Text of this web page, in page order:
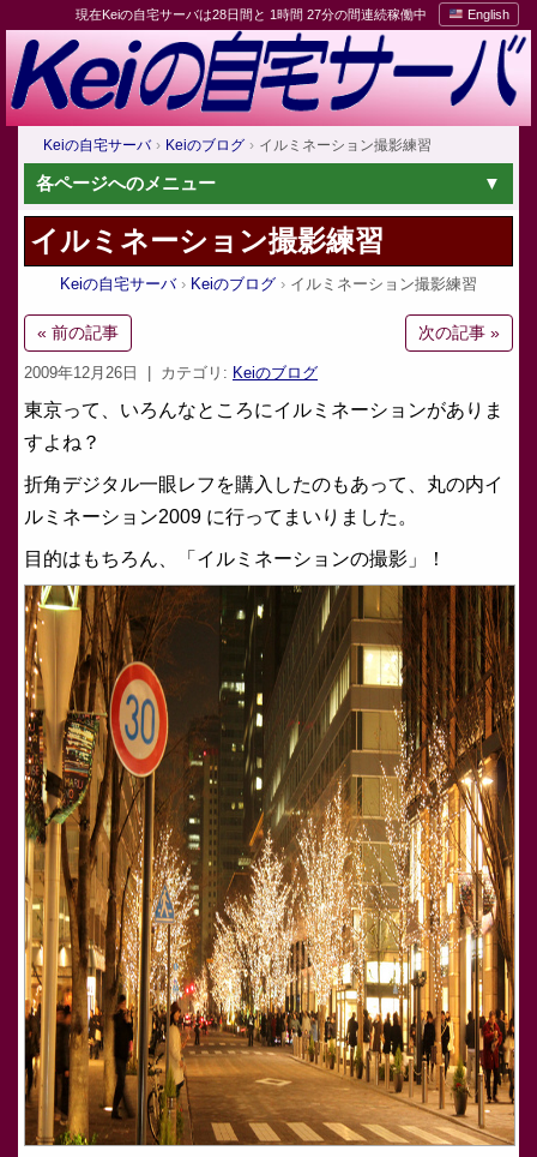
現在Keiの自宅サーバは28日間と 1時間 27分の間連続稼働中 English
Keiの自宅サーバ Keiのブログ イルミネーション撮影練習
各ページへのメニュー
イルミネーション撮影練習
Keiの自宅サーバ Keiのブログ イルミネーション撮影練習
« 前の記事 次の記事 »
2009年12月26日 | カテゴリ: Keiのブログ
東京って、いろんなところにイルミネーションがありま
すよね？
折角デジタル一眼レフを購入したのもあって、丸の内イ
ルミネーション2009 に行ってまいりました。
目的はもちろん、「イルミネーションの撮影」！